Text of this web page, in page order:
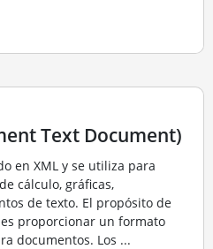
Text Document)
en XML y se utiliza para
cálculo, gráficas,
de texto. El propósito de
proporcionar un formato
documentos. Los ...